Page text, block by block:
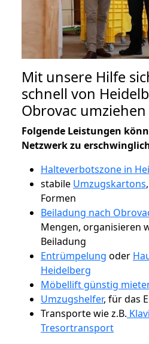
Mit unsere Hilfe
schnell von
Obrovac umziehen
Folgende Leistungen
Netzwerk zu
Halteverbotszone in
stabile Umzugskartons
Formen
Beiladung nach
Mengen, organisieren
Beiladung
Entrümpelung oder
Heidelberg
Möbellift günstig
Umzugshelfer, für das
Transporte wie z.B.
Tresortransport